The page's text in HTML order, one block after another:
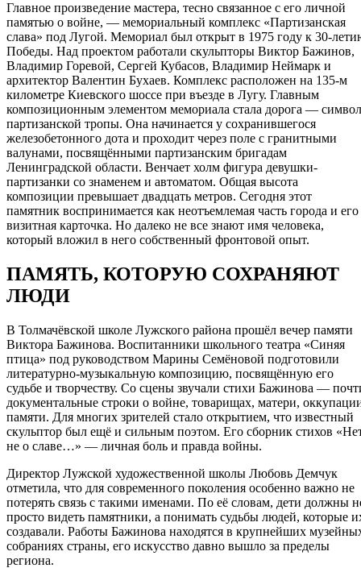
Главное произведение мастера, тесно связанное с его личной
памятью о войне, — мемориальный комплекс «Партизанская
слава» под Лугой. Мемориал был открыт в 1975 году к 30-
Победы. Над проектом работали скульпторы Виктор Бажинов,
Владимир Горевой, Сергей Кубасов, Владимир Неймарк и
архитектор Валентин Бухаев. Комплекс расположен на 135-м
километре Киевского шоссе при въезде в Лугу. Главным
композиционным элементом мемориала стала дорога — символ
партизанской тропы. Она начинается у сохранившегося
железобетонного дота и проходит через поле с гранитными
валунами, посвящёнными партизанским бригадам
Ленинградской области. Венчает холм фигура девушки-
партизанки со знаменем и автоматом. Общая высота
композиции превышает двадцать метров. Сегодня этот
памятник воспринимается как неотъемлемая часть города и его
визитная карточка. Но далеко не все знают имя человека,
который вложил в него собственный фронтовой опыт.
ПАМЯТЬ, КОТОРУЮ СОХРАНЯЮТ
ЛЮДИ
В Толмачёвской школе Лужского района прошёл вечер памяти
Виктора Бажинова. Воспитанники школьного театра «Синяя
птица» под руководством Марины Семёновой подготовили
литературно-музыкальную композицию, посвящённую его
судьбе и творчеству. Со сцены звучали стихи Бажинова —
документальные строки о войне, товарищах, матери,
памяти. Для многих зрителей стало открытием, что известный
скульптор был ещё и сильным поэтом. Его сборник стихов
не о славе…» — личная боль и правда войны.
Директор Лужской художественной школы Любовь Демчук
отметила, что для современного поколения особенно важно не
потерять связь с такими именами. По её словам, дети должны
просто видеть памятники, а понимать судьбы людей, которые
создавали. Работы Бажинова находятся в крупнейших
собраниях страны, его искусство давно вышло за пределы
региона.